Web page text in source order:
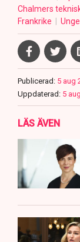
Chalmers
Frankrike
Publicerad: 5 aug
Uppdaterad: 5
LÄS ÄVEN